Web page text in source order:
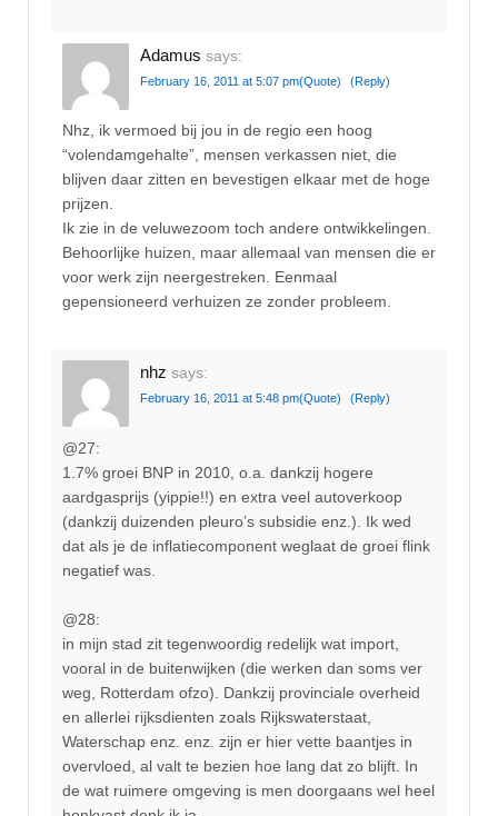
Adamus says:
February 16, 2011 at 5:07 pm(Quote) (Reply)
Nhz, ik vermoed bij jou in de regio een hoog
“volendamgehalte”, mensen verkassen niet, die
blijven daar zitten en bevestigen elkaar met de hoge
prijzen.
Ik zie in de veluwezoom toch andere ontwikkelingen.
Behoorlijke huizen, maar allemaal van mensen die er
voor werk zijn neergestreken. Eenmaal
gepensioneerd verhuizen ze zonder probleem.
nhz says:
February 16, 2011 at 5:48 pm(Quote) (Reply)
@27:
1.7% groei BNP in 2010, o.a. dankzij hogere
aardgasprijs (yippie!!) en extra veel autoverkoop
(dankzij duizenden pleuro’s subsidie enz.). Ik wed
dat als je de inflatiecomponent weglaat de groei flink
negatief was.
@28:
in mijn stad zit tegenwoordig redelijk wat import,
vooral in de buitenwijken (die werken dan soms ver
weg, Rotterdam ofzo). Dankzij provinciale overheid
en allerlei rijksdienten zoals Rijkswaterstaat,
Waterschap enz. enz. zijn er hier vette baantjes in
overvloed, al valt te bezien hoe lang dat zo blijft. In
de wat ruimere omgeving is men doorgaans wel heel